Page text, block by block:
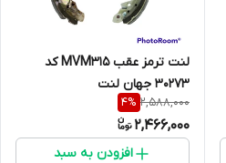
لنت ترمز عقب MVM315 کد
30273 جهان لنت
2,588,000
4%
2,466,000
افزودن به سبد